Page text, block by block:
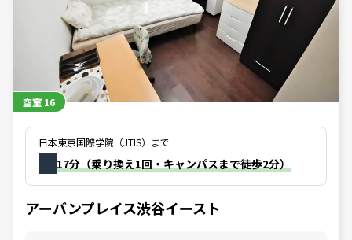
空室 16
日本東京国際学院（JTIS）まで
17分（乗り換え1回・キャンパスまで徒歩2分）
アーバンプレイス渋谷イースト